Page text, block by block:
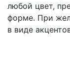
любой цвет,
форме. При
в виде